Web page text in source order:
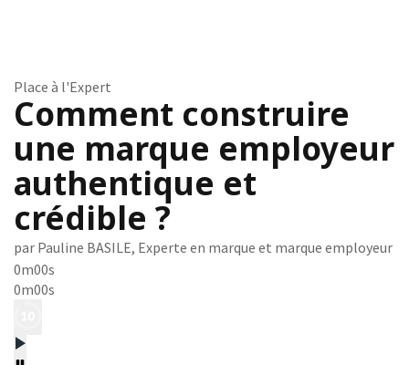
Place à l'Expert
Comment construire
une marque employeur
authentique et
crédible ?
par Pauline BASILE, Experte en marque et marque employeur
0m00s
0m00s